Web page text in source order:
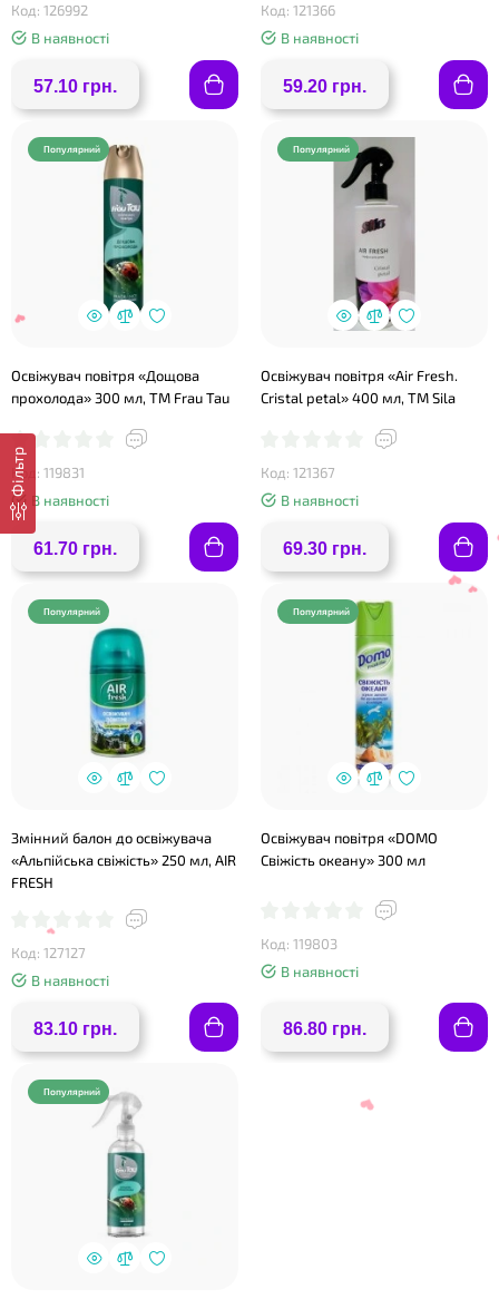
Фільтр
Код: 126992
В наявності
57.10 грн.
Код: 121366
В наявності
59.20 грн.
Популярний
Освіжувач повітря «Дощова
прохолода» 300 мл, ТМ Frau Tau
Код: 119831
В наявності
61.70 грн.
Популярний
Освіжувач повітря «Air Fresh.
Cristal petal» 400 мл, ТМ Sila
Код: 121367
В наявності
69.30 грн.
Популярний
Змінний балон до освіжувача
«Альпійська свіжість» 250 мл, AIR
FRESH
Код: 127127
В наявності
83.10 грн.
Популярний
Освіжувач повітря «DOMO
Свіжість океану» 300 мл
Код: 119803
В наявності
86.80 грн.
Популярний